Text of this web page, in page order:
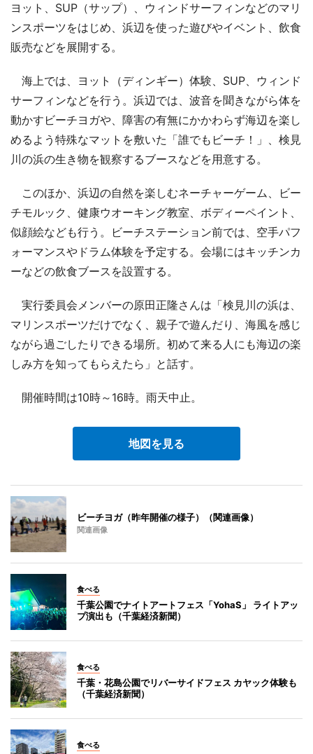
ヨット、SUP（サップ）、ウィンドサーフィンなどのマリ
ンスポーツをはじめ、浜辺を使った遊びやイベント、飲食
販売などを展開する。
海上では、ヨット（ディンギー）体験、SUP、ウィンド
サーフィンなどを行う。浜辺では、波音を聞きながら体を
動かすビーチヨガや、障害の有無にかかわらず海辺を楽し
めるよう特殊なマットを敷いた「誰でもビーチ！」、検見
川の浜の生き物を観察するブースなどを用意する。
このほか、浜辺の自然を楽しむネーチャーゲーム、ビー
チモルック、健康ウオーキング教室、ボディーペイント、
似顔絵なども行う。ビーチステーション前では、空手パフ
ォーマンスやドラム体験を予定する。会場にはキッチンカ
ーなどの飲食ブースを設置する。
実行委員会メンバーの原田正隆さんは「検見川の浜は、
マリンスポーツだけでなく、親子で遊んだり、海風を感じ
ながら過ごしたりできる場所。初めて来る人にも海辺の楽
しみ方を知ってもらえたら」と話す。
開催時間は10時～16時。雨天中止。
地図を見る
ビーチヨガ（昨年開催の様子）（関連画像）
関連画像
食べる
千葉公園でナイトアートフェス「YohaS」 ライトアッ
プ演出も（千葉経済新聞）
食べる
千葉・花島公園でリバーサイドフェス カヤック体験も
（千葉経済新聞）
食べる